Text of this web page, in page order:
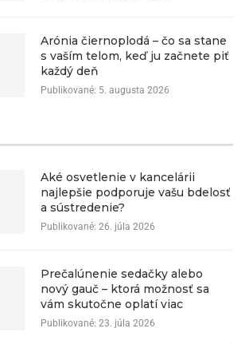
Arónia čiernoplodá – čo sa stane
s vaším telom, keď ju začnete piť
každý deň
Publikované: 5. augusta 2026
Aké osvetlenie v kancelárii
najlepšie podporuje vašu bdelosť
a sústredenie?
Publikované: 26. júla 2026
Prečalúnenie sedačky alebo
nový gauč – ktorá možnosť sa
vám skutočne oplatí viac
Publikované: 23. júla 2026